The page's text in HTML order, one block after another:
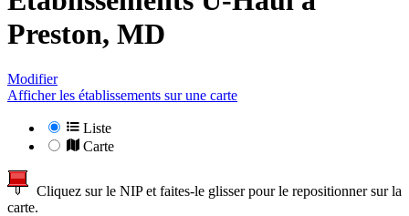
Preston, MD
Modifier
Afficher les établissements sur une carte
Liste
Carte
Cliquez sur le NIP et faites-le glisser pour le repositionner sur la
carte.